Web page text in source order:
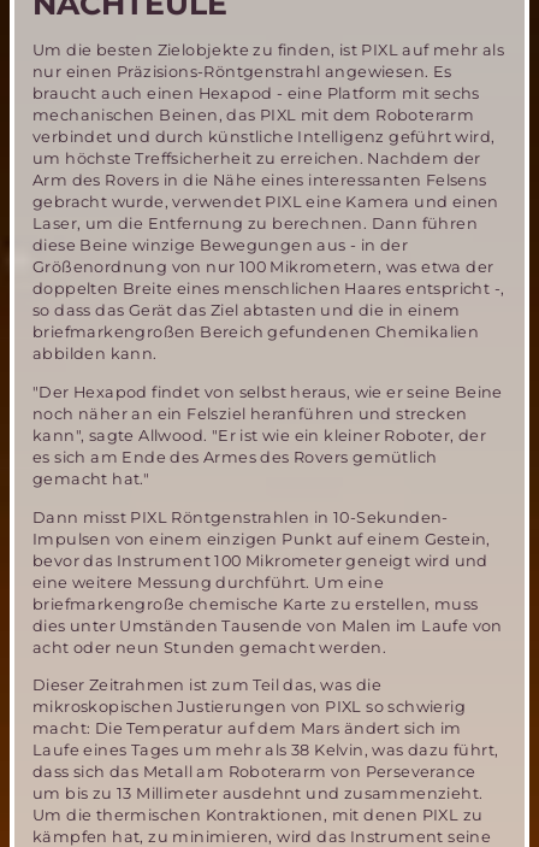
Um die besten Zielobjekte zu finden, ist PIXL auf mehr als
nur einen Präzisions-Röntgenstrahl angewiesen. Es
braucht auch einen Hexapod - eine Platform mit sechs
mechanischen Beinen, das PIXL mit dem Roboterarm
verbindet und durch künstliche Intelligenz geführt wird,
um höchste Treffsicherheit zu erreichen. Nachdem der
Arm des Rovers in die Nähe eines interessanten Felsens
gebracht wurde, verwendet PIXL eine Kamera und einen
Laser, um die Entfernung zu berechnen. Dann führen
diese Beine winzige Bewegungen aus - in der
Größenordnung von nur 100 Mikrometern, was etwa der
doppelten Breite eines menschlichen Haares entspricht -,
so dass das Gerät das Ziel abtasten und die in einem
briefmarkengroßen Bereich gefundenen Chemikalien
abbilden kann.
"Der Hexapod findet von selbst heraus, wie er seine Beine
noch näher an ein Felsziel heranführen und strecken
kann", sagte Allwood. "Er ist wie ein kleiner Roboter, der
es sich am Ende des Armes des Rovers gemütlich
gemacht hat."
Dann misst PIXL Röntgenstrahlen in 10-Sekunden-
Impulsen von einem einzigen Punkt auf einem Gestein,
bevor das Instrument 100 Mikrometer geneigt wird und
eine weitere Messung durchführt. Um eine
briefmarkengroße chemische Karte zu erstellen, muss
dies unter Umständen Tausende von Malen im Laufe von
acht oder neun Stunden gemacht werden.
Dieser Zeitrahmen ist zum Teil das, was die
mikroskopischen Justierungen von PIXL so schwierig
macht: Die Temperatur auf dem Mars ändert sich im
Laufe eines Tages um mehr als 38 Kelvin, was dazu führt,
dass sich das Metall am Roboterarm von Perseverance
um bis zu 13 Millimeter ausdehnt und zusammenzieht.
Um die thermischen Kontraktionen, mit denen PIXL zu
kämpfen hat, zu minimieren, wird das Instrument seine